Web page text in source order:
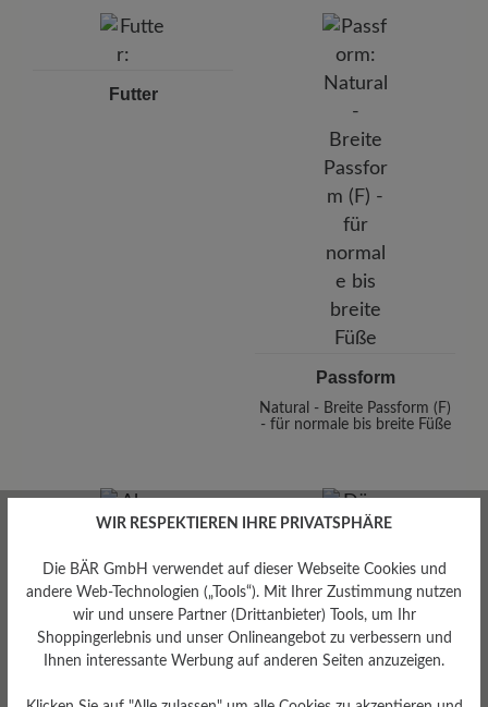
Futter
Passform
Natural - Breite Passform (F)
- für normale bis breite Füße
Absatz
0 mm Dämpfungsgrad
gering
WIR RESPEKTIEREN IHRE PRIVATSPHÄRE
Die BÄR GmbH verwendet auf dieser Webseite Cookies und
andere Web-Technologien („Tools“). Mit Ihrer Zustimmung nutzen
wir und unsere Partner (Drittanbieter) Tools, um Ihr
Shoppingerlebnis und unser Onlineangebot zu verbessern und
Ihnen interessante Werbung auf anderen Seiten anzuzeigen.